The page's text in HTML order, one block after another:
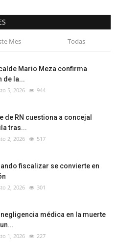
Mes Todas
Mario Meza confirma
de la...
5, 2026 944
de RN cuestiona a concejal
tras...
2, 2026 517
fiscalizar se convierte en
2, 2026 301
negligencia médica en la muerte
1, 2026 227